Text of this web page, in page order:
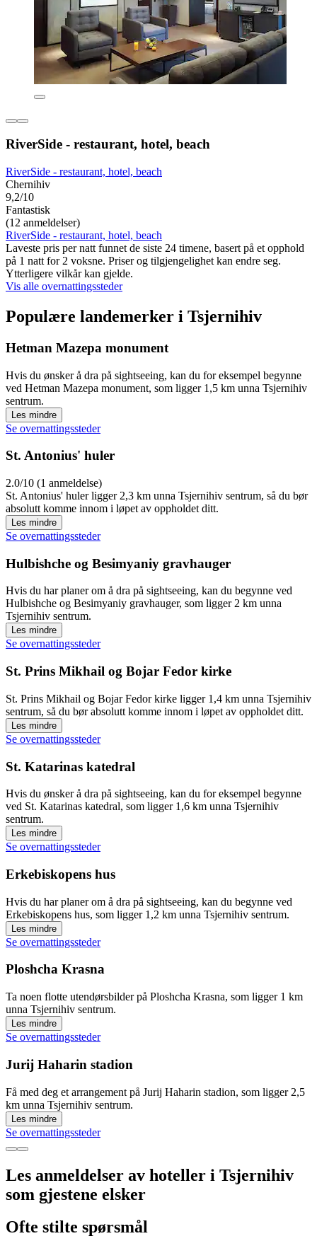
RiverSide - restaurant, hotel, beach
RiverSide - restaurant, hotel, beach
Chernihiv
9,2/10
Fantastisk
(12 anmeldelser)
RiverSide - restaurant, hotel, beach
Laveste pris per natt funnet de siste 24 timene, basert på et opphold
på 1 natt for 2 voksne. Priser og tilgjengelighet kan endre seg.
Ytterligere vilkår kan gjelde.
Vis alle overnattingssteder
Populære landemerker i Tsjernihiv
Hetman Mazepa monument
Hvis du ønsker å dra på sightseeing, kan du for eksempel begynne
ved Hetman Mazepa monument, som ligger 1,5 km unna Tsjernihiv
sentrum.
Les mindre
Se overnattingssteder
St. Antonius' huler
2.0/10 (1 anmeldelse)
St. Antonius' huler ligger 2,3 km unna Tsjernihiv sentrum, så du bør
absolutt komme innom i løpet av oppholdet ditt.
Les mindre
Se overnattingssteder
Hulbishche og Besimyaniy gravhauger
Hvis du har planer om å dra på sightseeing, kan du begynne ved
Hulbishche og Besimyaniy gravhauger, som ligger 2 km unna
Tsjernihiv sentrum.
Les mindre
Se overnattingssteder
St. Prins Mikhail og Bojar Fedor kirke
St. Prins Mikhail og Bojar Fedor kirke ligger 1,4 km unna Tsjernihiv
sentrum, så du bør absolutt komme innom i løpet av oppholdet ditt.
Les mindre
Se overnattingssteder
St. Katarinas katedral
Hvis du ønsker å dra på sightseeing, kan du for eksempel begynne
ved St. Katarinas katedral, som ligger 1,6 km unna Tsjernihiv
sentrum.
Les mindre
Se overnattingssteder
Erkebiskopens hus
Hvis du har planer om å dra på sightseeing, kan du begynne ved
Erkebiskopens hus, som ligger 1,2 km unna Tsjernihiv sentrum.
Les mindre
Se overnattingssteder
Ploshcha Krasna
Ta noen flotte utendørsbilder på Ploshcha Krasna, som ligger 1 km
unna Tsjernihiv sentrum.
Les mindre
Se overnattingssteder
Jurij Haharin stadion
Få med deg et arrangement på Jurij Haharin stadion, som ligger 2,5
km unna Tsjernihiv sentrum.
Les mindre
Se overnattingssteder
Les anmeldelser av hoteller i Tsjernihiv
som gjestene elsker
Ofte stilte spørsmål